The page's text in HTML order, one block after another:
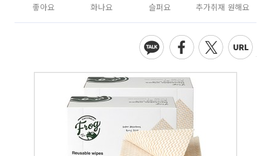
좋아요 화나요 슬퍼요 추가취재 원해요